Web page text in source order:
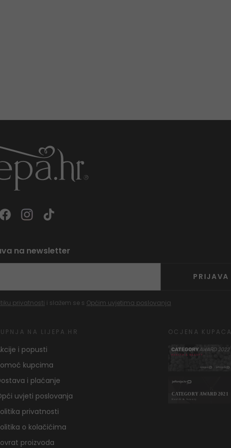
na newsletter
PRIJAVA
privatnosti i slažem se s Općim uvjetima poslovanja
NA LIJEPA.HR
i popusti
kupcima
i plaćanje
uvjeti poslovanja
privatnosti
o kolačićima
proizvoda
OCJENA KUPACA